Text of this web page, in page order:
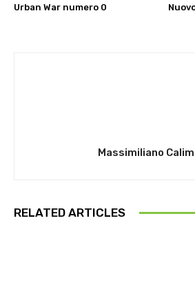
Urban War numero 0
Massimiliano
RELATED ARTICLES